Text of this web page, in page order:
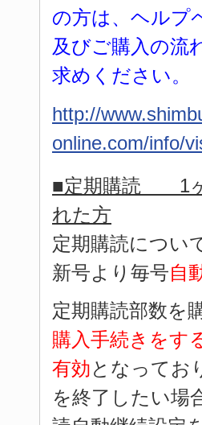
の方は、ヘルプ
及びご購入の流
求めください。
http://
online.com/info/
■定期購読 1ヶ
れた方
定期購読につい
新号より毎号自
定期購読部数を
購入手続きをす
有効となってお
を終了したい場